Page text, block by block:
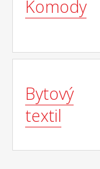
Komody
Bytový
textil